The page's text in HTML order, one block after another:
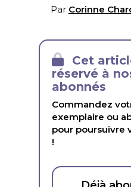
Par Corinne
Cet
réservé à
abonnés
Commandez
exemplaire ou
pour poursuivre
!